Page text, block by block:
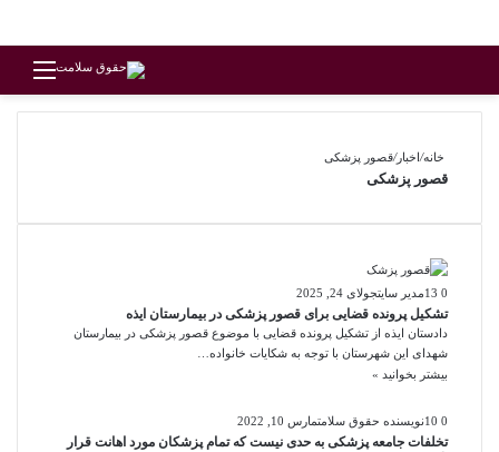
خانه/اخبار/قصور پزشکی
قصور پزشکی
مدیر سایتجولای 24, 2025 0
تشکیل پرونده قضایی برای قصور پزشکی در بیمارستان ایذه
دادستان ایذه از تشکیل پرونده قضایی با موضوع قصور پزشکی در بیمارستان
شهدای این شهرستان با توجه به شکایات خانواده…
بیشتر بخوانید »
نویسنده حقوق سلامتمارس 10, 2022 0
تخلفات جامعه پزشکی به حدی نیست که تمام پزشکان مورد اهانت قرار